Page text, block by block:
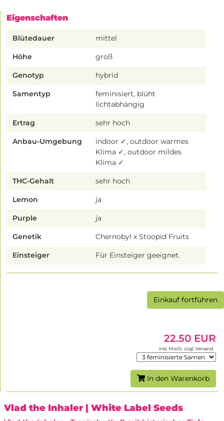
Eigenschaften
Blütedauer mittel
Höhe groß
Genotyp hybrid
Samentyp
feminisiert, blüht
lichtabhängig
Ertrag sehr hoch
Anbau-Umgebung
indoor ✓, outdoor warmes
Klima ✓, outdoor mildes
Klima ✓
THC-Gehalt sehr hoch
Lemon ja
Purple ja
Genetik Chernobyl x Stoopid Fruits
Einsteiger Für Einsteiger geeignet.
Einkauf fortführen
22.50 EUR
inkl. MwSt. zzgl. Versand
In den Warenkorb
Vlad the Inhaler | White Label Seeds